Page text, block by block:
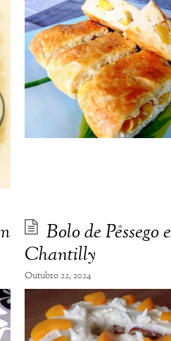
Bolo de Pêssego e
Chantilly
Outubro 22, 2024